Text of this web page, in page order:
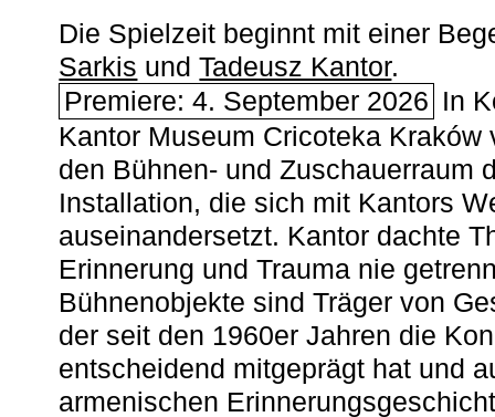
Die Spielzeit beginnt mit einer
Sarkis undTadeusz Kantor.
Premiere: 4. September 2026 In
Kantor Museum Cricoteka Kraków
den Bühnen- und Zuschauerraum
Installation, die sich mit Kantors
auseinandersetzt. Kantor dachte
Erinnerung und Trauma nie
Bühnenobjekte sind Träger von
der seit den 1960er Jahren die
entscheidend mitgeprägt hat und
armenischen